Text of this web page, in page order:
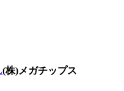
(株)メガチップス